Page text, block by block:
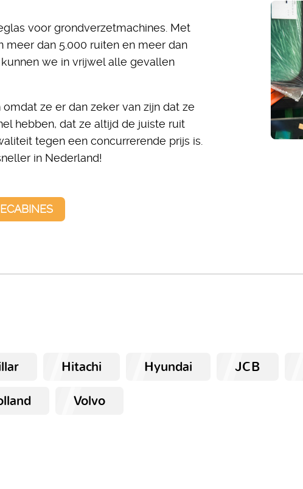
voor grondverzetmachines. Met
meer dan 5.000 ruiten en meer dan
we in vrijwel alle gevallen
ze er dan zeker van zijn dat ze
hebben, dat ze altijd de juiste ruit
tegen een concurrerende prijs is.
in Nederland!
Hitachi Hyundai JCB
Volvo